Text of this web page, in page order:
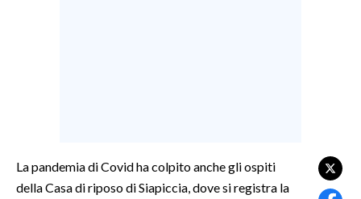
SPETTACOLI
La pandemia di Covid ha colpito anche gli ospiti
della Casa di riposo di Siapiccia, dove si registra la